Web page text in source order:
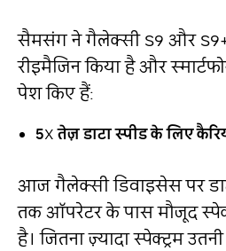
सैमसंग ने गैलेक्सी S9 और
रीइमैजिन किया है और
पेश किए हैं:
5Xतेज़ डाटा स्पीड के लिए
आज गैलेक्सी डिवाइसेस पर
तक ऑपरेटर के पास मौजूद
है। जितना ज़्यादा स्पेक्ट्रम